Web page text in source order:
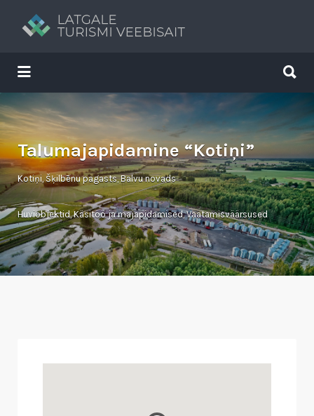
Tavs brīvdienu ceļvedis
Search
for:
for:
Talumajapidamine “Kotiņi”
Kotiņi, Šķilbēnu pagasts, Balvu novads
Huviobjektid,Käsitöö ja majapidamised,Vaatamisväärsused